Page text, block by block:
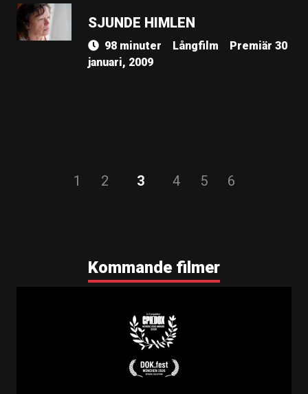
SJUNDE HIMLEN
98 minuter Långfilm
Premiär 30
januari, 2009
1 2 3 4 5 6
Kommande filmer